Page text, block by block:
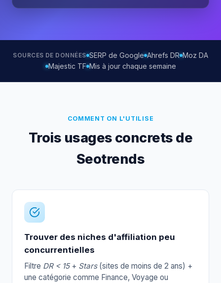
SOURCES DE DONNÉES SERP de Google Ahrefs DR Moz DA
Majestic TF Mis à jour chaque semaine
COMMENT ON L'UTILISE
Trois usages concrets de
Seotrends
Trouver des niches d'affiliation peu
concurrentielles
Filtre DR < 15+ Stars(sites de moins de 2 ans) +
une catégorie comme Finance, Voyage ou